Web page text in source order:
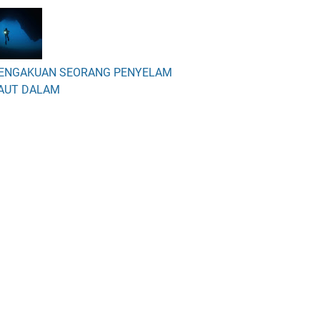
SEORANG PENYELAM
DALAM